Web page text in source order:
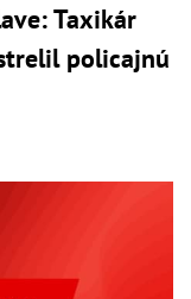
Taxikár
policajnú